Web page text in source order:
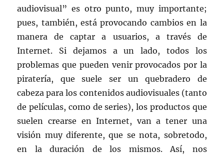
audiovisual” es otro punto, muy importante;
pues, también, está provocando cambios en la
manera de captar a usuarios, a través de
Internet. Si dejamos a un lado, todos los
problemas que pueden venir provocados por la
piratería, que suele ser un quebradero de
cabeza para los contenidos audiovisuales (tanto
de películas, como de series), los productos que
suelen crearse en Internet, van a tener una
visión muy diferente, que se nota, sobretodo,
en la duración de los mismos. Así, nos